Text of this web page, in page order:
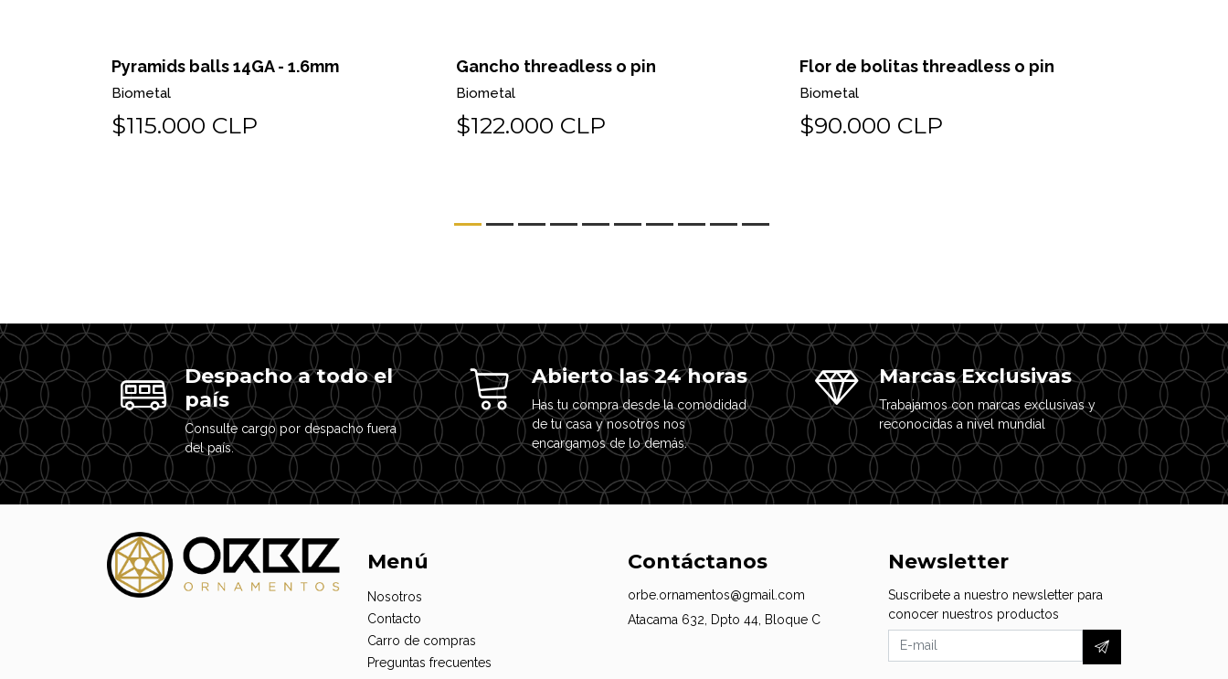
Pyramids balls 14GA - 1.6mm
Biometal
$115.000 CLP
Gancho threadless o pin
Biometal
$122.000 CLP
Flor de bolitas threadless o pin
Biometal
$90.000 CLP
Despacho a todo el
país
Consulte cargo por despacho fuera
del país.
Abierto las 24 horas
Has tu compra desde la comodidad
de tu casa y nosotros nos
encargamos de lo demás.
Marcas Exclusivas
Trabajamos con marcas exclusivas y
reconocidas a nivel mundial
Menú
Nosotros
Contacto
Carro de compras
Preguntas frecuentes
Contáctanos
orbe.ornamentos@gmail.com
Atacama 632, Dpto 44, Bloque C
Newsletter
Suscribete a nuestro newsletter para
conocer nuestros productos